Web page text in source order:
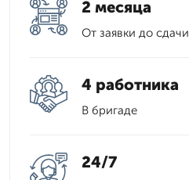
2 месяца
От заявки до сдачи
4 работника
В бригаде
24/7